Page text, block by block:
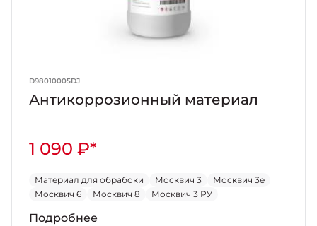
D98010005DJ
Антикоррозионный материал
1 090 ₽*
Материал для обрабоки Москвич 3
Москвич 3е
Москвич 6
Москвич 8 Москвич 3 РУ
Подробнее